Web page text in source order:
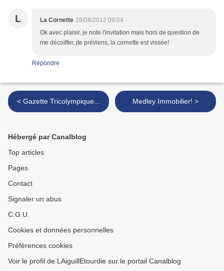
L La Cornette 28/08/2012 09:04
Ok avec plaisir, je note l'invitation mais hors de question de
me décoiffer, jte préviens, la cornette est vissée!
Répondre
< Gazette Tricolympique... Medley Immobilier! >
Hébergé par Canalblog
Top articles
Pages
Contact
Signaler un abus
C.G.U.
Cookies et données personnelles
Préférences cookies
Voir le profil de LAiguillEtourdie sur le portail Canalblog